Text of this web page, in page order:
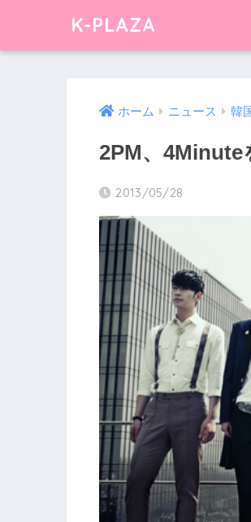
K-PLAZA
ホーム ニュース 韓
2PM、4Minute
2013/05/28